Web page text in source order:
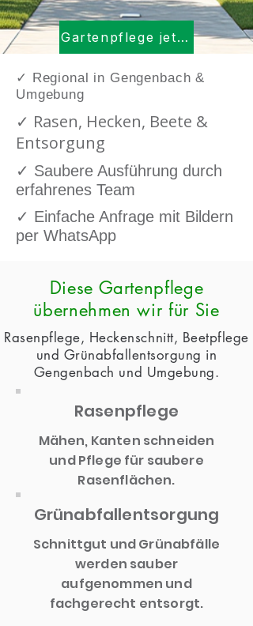
Gartenpflege jetzt anfragen
​✓ Regional in Gengenbach &
Umgebung
✓ Rasen, Hecken, Beete &
Entsorgung
✓ Saubere Ausführung durch
erfahrenes Team
✓ Einfache Anfrage mit Bildern
per WhatsApp
Diese Gartenpflege
übernehmen wir für Sie
Rasenpflege, Heckenschnitt, Beetpflege
und Grünabfallentsorgung in
Gengenbach und Umgebung.
Rasenpflege
Mähen, Kanten schneiden
und Pflege für saubere
Rasenflächen.
Grünabfallentsorgung
Schnittgut und Grünabfälle
werden sauber
aufgenommen und
fachgerecht entsorgt.